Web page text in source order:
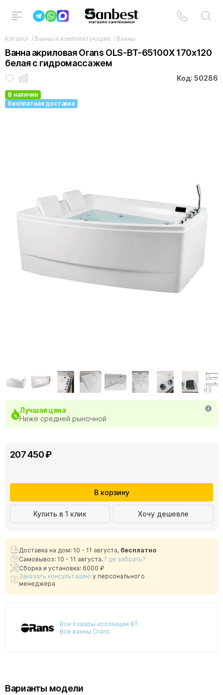
Каталог / Ванны и комплектующие / Ванны
Ванна акриловая Orans OLS-BT-65100X 170х120
белая с гидромассажем
Код: 50286
В наличии
Бесплатная доставка
Лучшая цена
Ниже средней рыночной
207 450 ₽
В корзину
Купить в 1 клик Хочу дешевле
Доставка на дом: 10 - 11 августа, бесплатно
Самовывоз: 10 - 11 августа. Где забрать?
Сборка и установка: 6000 ₽
Заказать консультацию у персонального
менеджера
Все товары коллекции BT
Все ванны Orans
Варианты модели